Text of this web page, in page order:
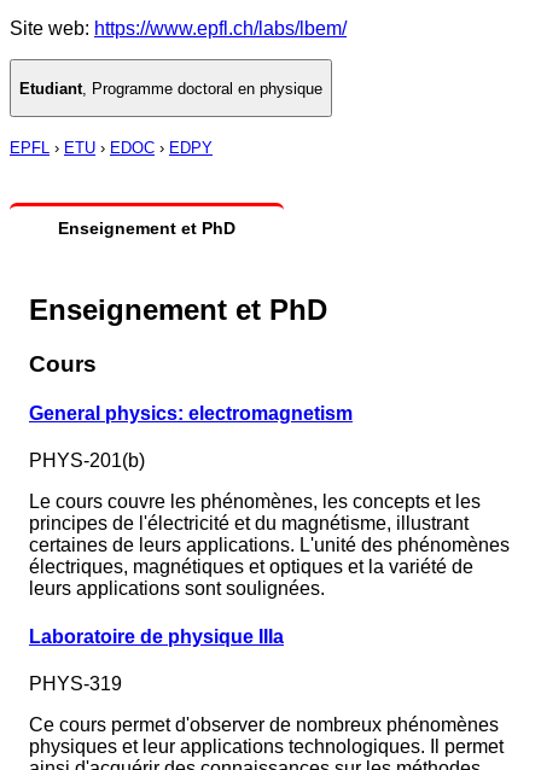
Site web: https://www.epfl.ch/labs/lbem/
Etudiant Programme doctoral en physique
EPFL › ETU › EDOC › EDPY
Enseignement et PhD
Enseignement et PhD
Cours
General physics: electromagnetism
PHYS-201(b)
Le cours couvre les phénomènes, les concepts et les
principes de l'électricité et du magnétisme, illustrant
certaines de leurs applications. L'unité des phénomènes
électriques, magnétiques et optiques et la variété de
leurs applications sont soulignées.
Laboratoire de physique IIIa
PHYS-319
Ce cours permet d'observer de nombreux phénomènes
physiques et leur applications technologiques. Il permet